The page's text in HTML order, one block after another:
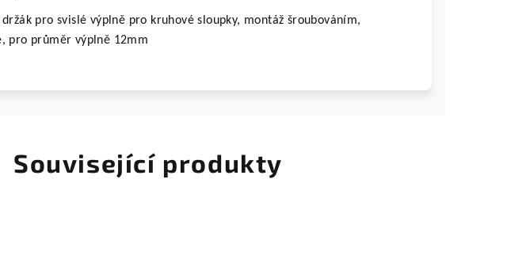
držák pro svislé výplně pro kruhové sloupky, montáž šroubováním,
pro průměr výplně 12mm
Související produkty